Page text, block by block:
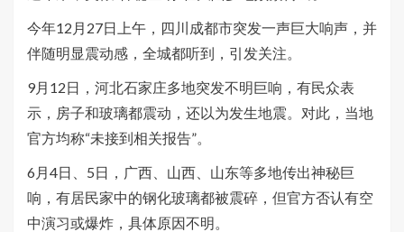
今年12月27日上午，四川成都市突发一声巨大响声，并
伴随明显震动感，全城都听到，引发关注。
9月12日，河北石家庄多地突发不明巨响，有民众表
示，房子和玻璃都震动，还以为发生地震。对此，当地
官方均称“未接到相关报告”。
6月4日、5日，广西、山西、山东等多地传出神秘巨
响，有居民家中的钢化玻璃都被震碎，但官方否认有空
中演习或爆炸，具体原因不明。